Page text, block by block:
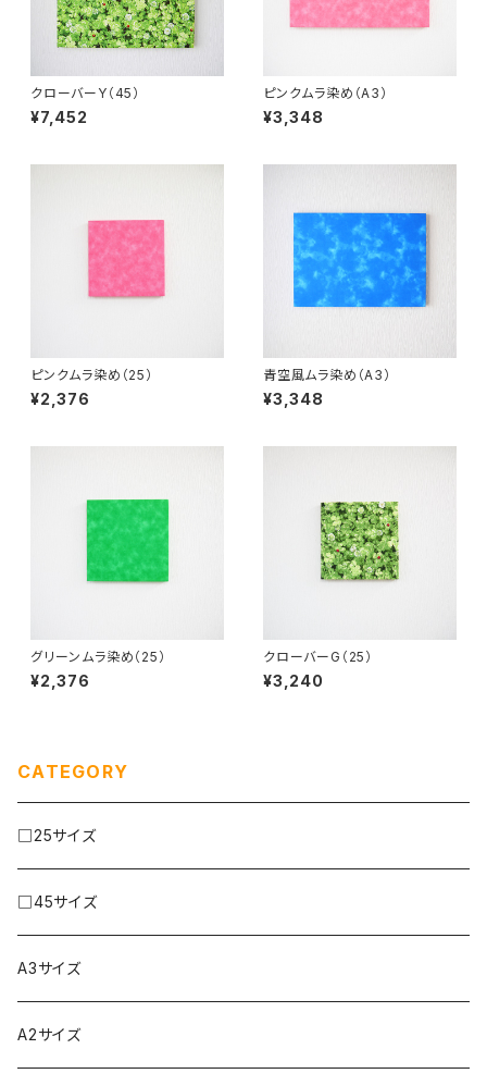
クローバーY（45）
¥7,452
ピンクムラ染め（A3）
¥3,348
ピンクムラ染め（25）
¥2,376
青空風ムラ染め（A3）
¥3,348
グリーンムラ染め（25）
¥2,376
クローバーG（25）
¥3,240
CATEGORY
□25サイズ
□45サイズ
A3サイズ
A2サイズ